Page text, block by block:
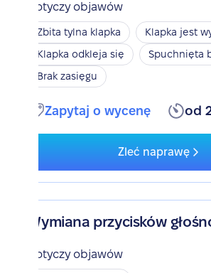
Dotyczy objawów
Zbita tylna klapka
Klapka jest
Klapka odkleja się
Spuchnięta
Brak zasięgu
Zapytaj o wycenę od
Zleć naprawę
Wymiana przycisków
Dotyczy objawów